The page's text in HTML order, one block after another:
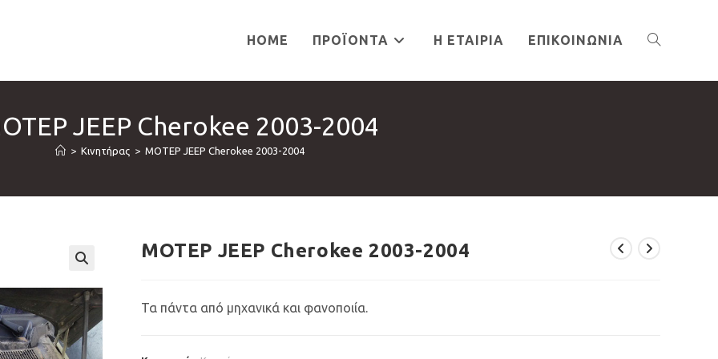
HOME ΠΡΟΪΌΝΤΑ Η ΕΤΑΙΡΊΑ ΕΠΙΚΟΙΝΩΝΊΑ TOGGLE
SEARCH
JEEP Cherokee 2003-2004
> Κινητήρας > ΜΟΤΕΡ JEEP Cherokee 2003-2004
ΜΟΤΕΡ JEEP Cherokee 2003-2004
Τα πάντα από μηχανικά και φανοποιία.